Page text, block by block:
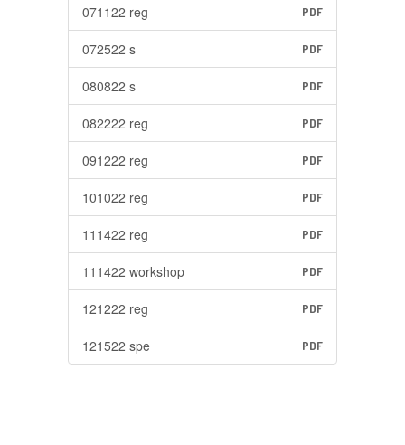
071122 reg PDF
072522 s PDF
080822 s PDF
082222 reg PDF
091222 reg PDF
101022 reg PDF
111422 reg PDF
111422 workshop PDF
121222 reg PDF
121522 spe PDF